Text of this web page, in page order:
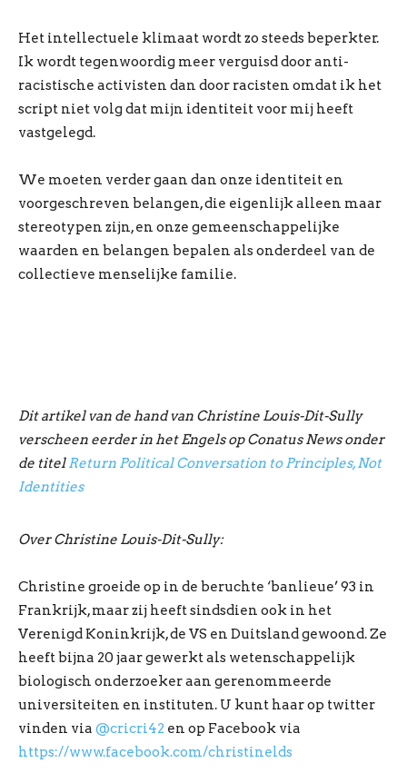
Het intellectuele klimaat wordt zo steeds beperkter.
Ik wordt tegenwoordig meer verguisd door anti-
racistische activisten dan door racisten omdat ik het
script niet volg dat mijn identiteit voor mij heeft
vastgelegd.
We moeten verder gaan dan onze identiteit en
voorgeschreven belangen, die eigenlijk alleen maar
stereotypen zijn, en onze gemeenschappelijke
waarden en belangen bepalen als onderdeel van de
collectieve menselijke familie.
Dit artikel van de hand van Christine Louis-Dit-Sully
verscheen eerder in het Engels op Conatus News onder
de titelReturn Political Conversation to Principles, Not
Identities
Over Christine Louis-Dit-Sully:
Christine groeide op in de beruchte ‘banlieue’ 93 in
Frankrijk, maar zij heeft sindsdien ook in het
Verenigd Koninkrijk, de VS en Duitsland gewoond. Ze
heeft bijna 20 jaar gewerkt als wetenschappelijk
biologisch onderzoeker aan gerenommeerde
universiteiten en instituten. U kunt haar op twitter
vinden via @cricri42 en op Facebook via
https://www.facebook.com/christinelds